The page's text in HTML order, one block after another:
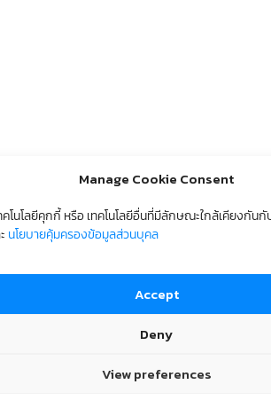
Manage Cookie Consent
คโนโลยีคุกกี้ หรือ เทคโนโลยีอื่นที่มีลักษณะใกล้เคียงกัน
นโยบายคุ้มครองข้อมูลส่วนบุคล
Accept
Deny
View preferences